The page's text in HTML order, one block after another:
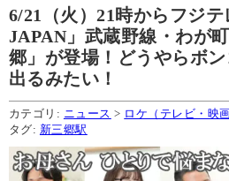
6/21（火）21時からフジ
JAPAN」武蔵野線・わが
郷」が登場！どうやらボ
出るみたい！
カテゴリ: ニュース > ロケ（テレビ・映画
タグ: 新三郷駅